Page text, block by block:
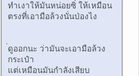
ทำเงาให้มันหน่อยซิ่ ให้เหมือน
ตรงที่เอามือล้วงนั่นป่องไง
่ดูออกนะ ว่ามันจะเอามือล้วง
กระเป๋า
แต่เหมือนมันกำลังเสียบ